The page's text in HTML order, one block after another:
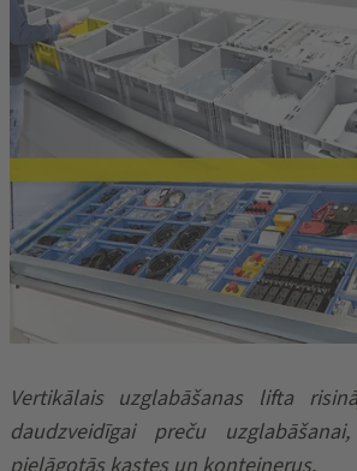
Vertikālais uzglabāšanas lifta
daudzveidīgai preču